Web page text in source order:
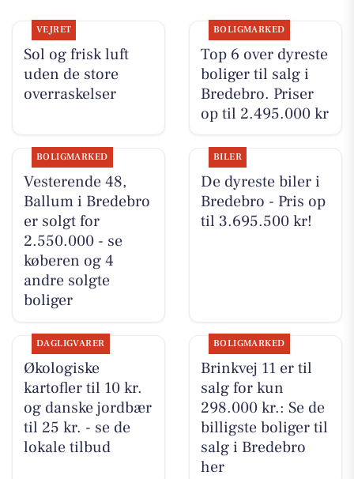
VEJRET
Sol og frisk luft
uden de store
overraskelser
BOLIGMARKED
Top 6 over dyreste
boliger til salg i
Bredebro. Priser
op til 2.495.000 kr
BOLIGMARKED
Vesterende 48,
Ballum i Bredebro
er solgt for
2.550.000 - se
køberen og 4
andre solgte
boliger
BILER
De dyreste biler i
Bredebro - Pris op
til 3.695.500 kr!
DAGLIGVARER
Økologiske
kartofler til 10 kr.
og danske jordbær
til 25 kr. - se de
lokale tilbud
BOLIGMARKED
Brinkvej 11 er til
salg for kun
298.000 kr.: Se de
billigste boliger til
salg i Bredebro
her